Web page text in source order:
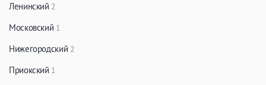
Ленинский 2
Московский 1
Нижегородский 2
Приокский 1